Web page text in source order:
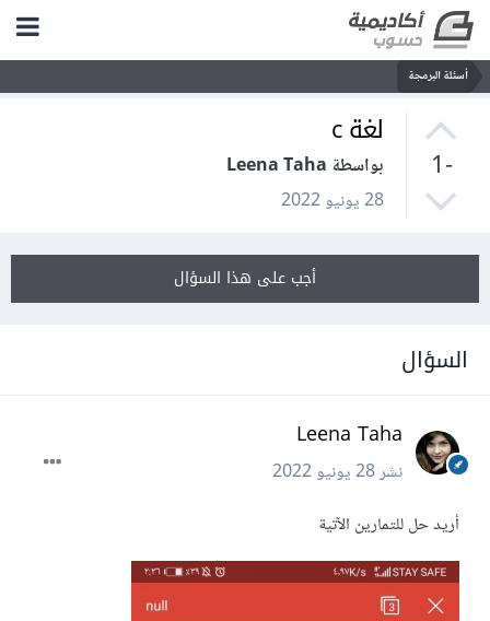
أسئلة البرمجة
-1
لغة c
بواسطة Leena Taha
28 يونيو 2022
أجب على هذا السؤال
السؤال
Leena Taha
نشر28 يونيو 2022
أريد حل للتمارين الآتية